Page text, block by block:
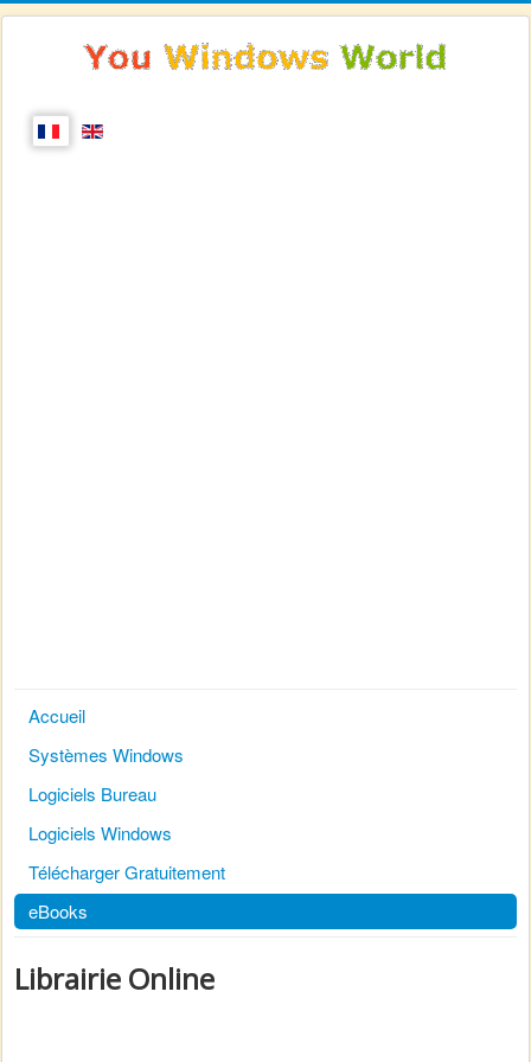
Accueil
Systèmes Windows
Logiciels Bureau
Logiciels Windows
Télécharger Gratuitement
eBooks
Librairie Online